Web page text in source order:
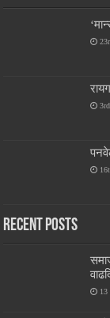
Recent Posts
13